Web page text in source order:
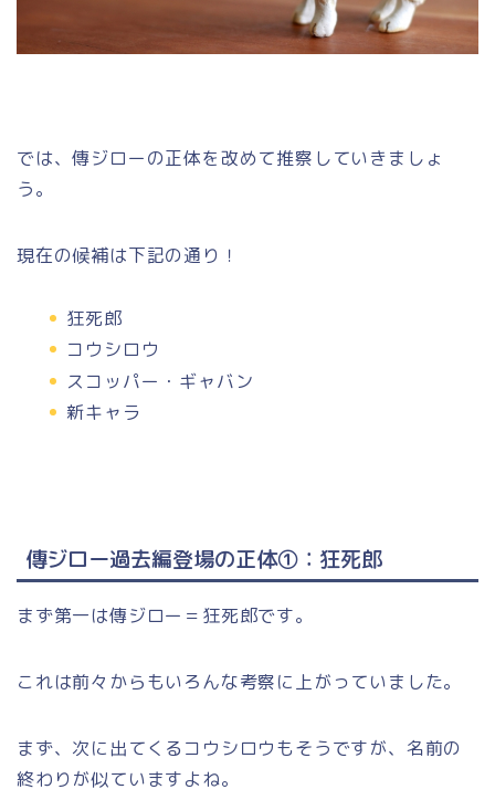
では、傳ジローの正体を改めて推察していきましょ
う。
現在の候補は下記の通り！
狂死郎
コウシロウ
スコッパー・ギャバン
新キャラ
傳ジロー過去編登場の正体①：狂死郎
まず第一は傳ジロー＝狂死郎です。
これは前々からもいろんな考察に上がっていました。
まず、次に出てくるコウシロウもそうですが、名前の
終わりが似ていますよね。